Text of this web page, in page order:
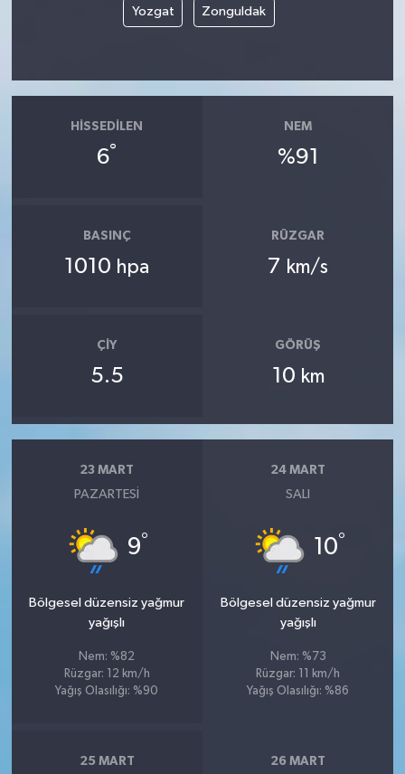
Yozgat Zonguldak
HISSEDILEN
6°
NEM
%91
BASINÇ
1010 hpa
RÜZGAR
7 km/s
ÇIY
5.5
GÖRÜŞ
10 km
23 MART
PAZARTESI
9°
Bölgesel düzensiz yağmur
yağışlı
Nem: %82
Rüzgar: 12 km/h
Yağış Olasılığı: %90
24 MART
SALI
10°
Bölgesel düzensiz yağmur
yağışlı
Nem: %73
Rüzgar: 11 km/h
Yağış Olasılığı: %86
25 MART 26 MART